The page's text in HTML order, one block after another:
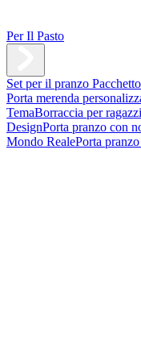
Per Il Pasto
Set per il pranzo
Porta merenda
TemaBorraccia per
DesignPorta pranzo con
Mondo RealePorta